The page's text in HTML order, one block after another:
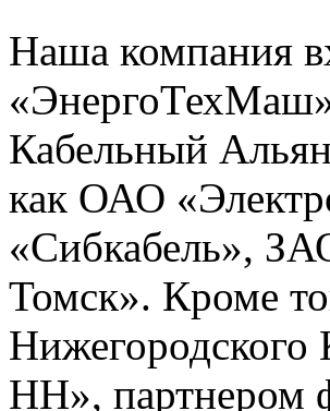
Наша компания
«ЭнергоТехМаш»
Кабельный
как ОАО
«Сибкабель»,
Томск». Кроме
Нижегородского
НН», партнером